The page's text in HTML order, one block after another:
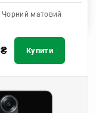
Чорний матовий
₴ Купити